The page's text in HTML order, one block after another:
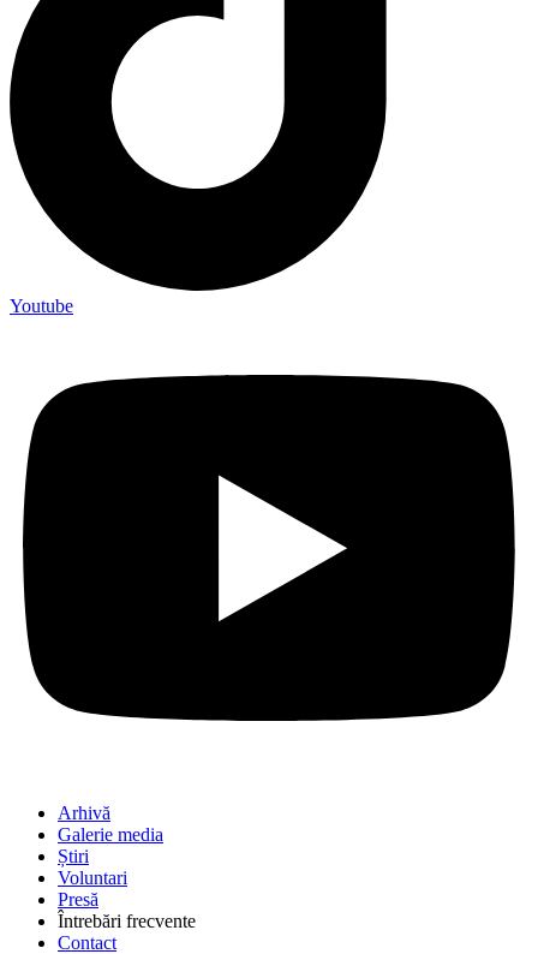
Youtube
Arhivă
Galerie media
Știri
Voluntari
Presă
Întrebări frecvente
Contact